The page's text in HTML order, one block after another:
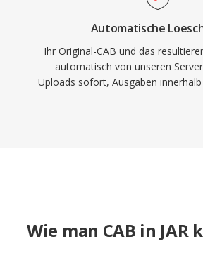
Automatische
Ihr Original-CAB und das
automatisch von unseren
Uploads sofort, Ausgaben
Wie man CAB in